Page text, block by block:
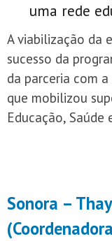
uma rede
A viabilização da
sucesso da
da parceria com
que mobilizou
Educação, Saúde
Sonora –